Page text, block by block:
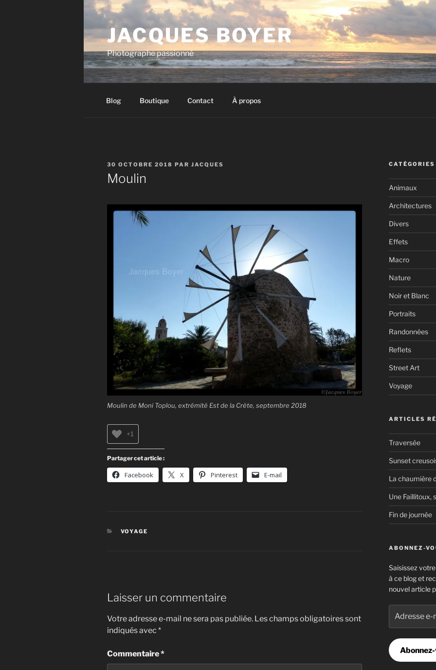
Aller
contenu
principalJACQUES BOYER
Photographe passionné
Blog Boutique Contact À propos
PUBLIÉ
LE
30 OCTOBRE 2018 PAR JACQUES
Moulin
Moulin de Moni Toplou, extrémité Est de la Crète, septembre 2018
+1
Partager cet article :
Facebook X Pinterest E-mail
CATÉGORIES
VOYAGE
Laisser un commentaire
Votre adresse e-mail ne sera pas publiée. Les champs obligatoires sont
indiqués avec *
Commentaire*
CATÉGORIES
Animaux
Architectures
Divers
Effets
Macro
Nature
Noir et Blanc
Portraits
Randonnées
Reflets
Street Art
Voyage
ARTICLES
Traversée
Sunset
La chaumière
Une Faillitoux,
Fin de journée
ABONNEZ-
Saisissez
à ce blog et
nouvel article
mail